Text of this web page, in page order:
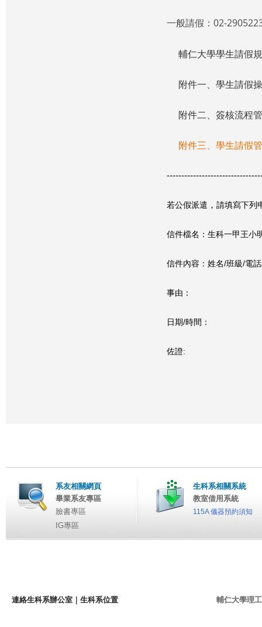
一般請假：02-
輔仁大學學生請假
附件一、學生請假
附件二、簽核流程
附件三、學生請假
若公假派遣 ， 請填寫下列
信件檔名：生科一甲王小
信件內容：姓名/班級/電
事由：
日期/時間：
佐證:
系友相關網頁
畢業系友專區
臉書專區
IG專區
生科系相關系統
教室借用系統
115A 儀器預約須知
連絡生科系辦公室 生科系位置 輔仁大學理